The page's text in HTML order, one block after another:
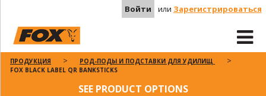
Войти или Зарегистрироваться
ПРОДУКЦИЯ
РОД-ПОДЫ И ПОДСТАВКИ ДЛЯ УДИЛИЩ
FOX BLACK LABEL QR BANKSTICKS
SEE PRODUCT OPTIONS